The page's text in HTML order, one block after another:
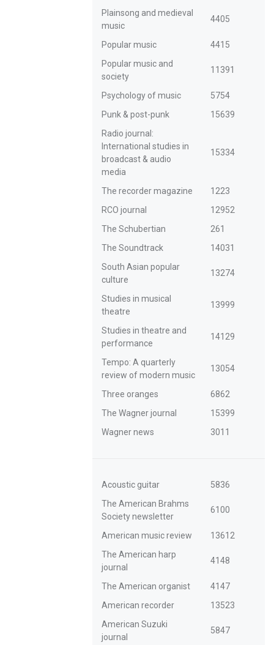
Plainsong and medieval
music
4405
Popular music
4415
Popular music and
society
11391
Psychology of music
5754
Punk & post-punk
15639
Radio journal:
International studies in
broadcast & audio
media
15334
The recorder magazine
1223
RCO journal
12952
The Schubertian
261
The Soundtrack
14031
South Asian popular
culture
13274
Studies in musical
theatre
13999
Studies in theatre and
performance
14129
Tempo: A quarterly
review of modern music
13054
Three oranges
6862
The Wagner journal
15399
Wagner news
3011
Acoustic guitar
5836
The American Brahms
Society newsletter
6100
American music review
13612
The American harp
journal
4148
The American organist
4147
American recorder
13523
American Suzuki
journal
5847